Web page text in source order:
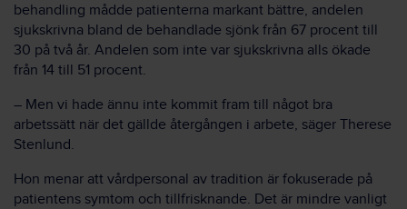
behandling mådde patienterna markant bättre, andelen
sjukskrivna bland de behandlade sjönk från 67 procent till
30 på två år. Andelen som inte var sjukskrivna alls ökade
från 14 till 51 procent.
– Men vi hade ännu inte kommit fram till något bra
arbetssätt när det gällde återgången i arbete, säger Therese
Stenlund.
Hon menar att vårdpersonal av tradition är fokuserade på
patientens symtom och tillfrisknande. Det är mindre vanligt